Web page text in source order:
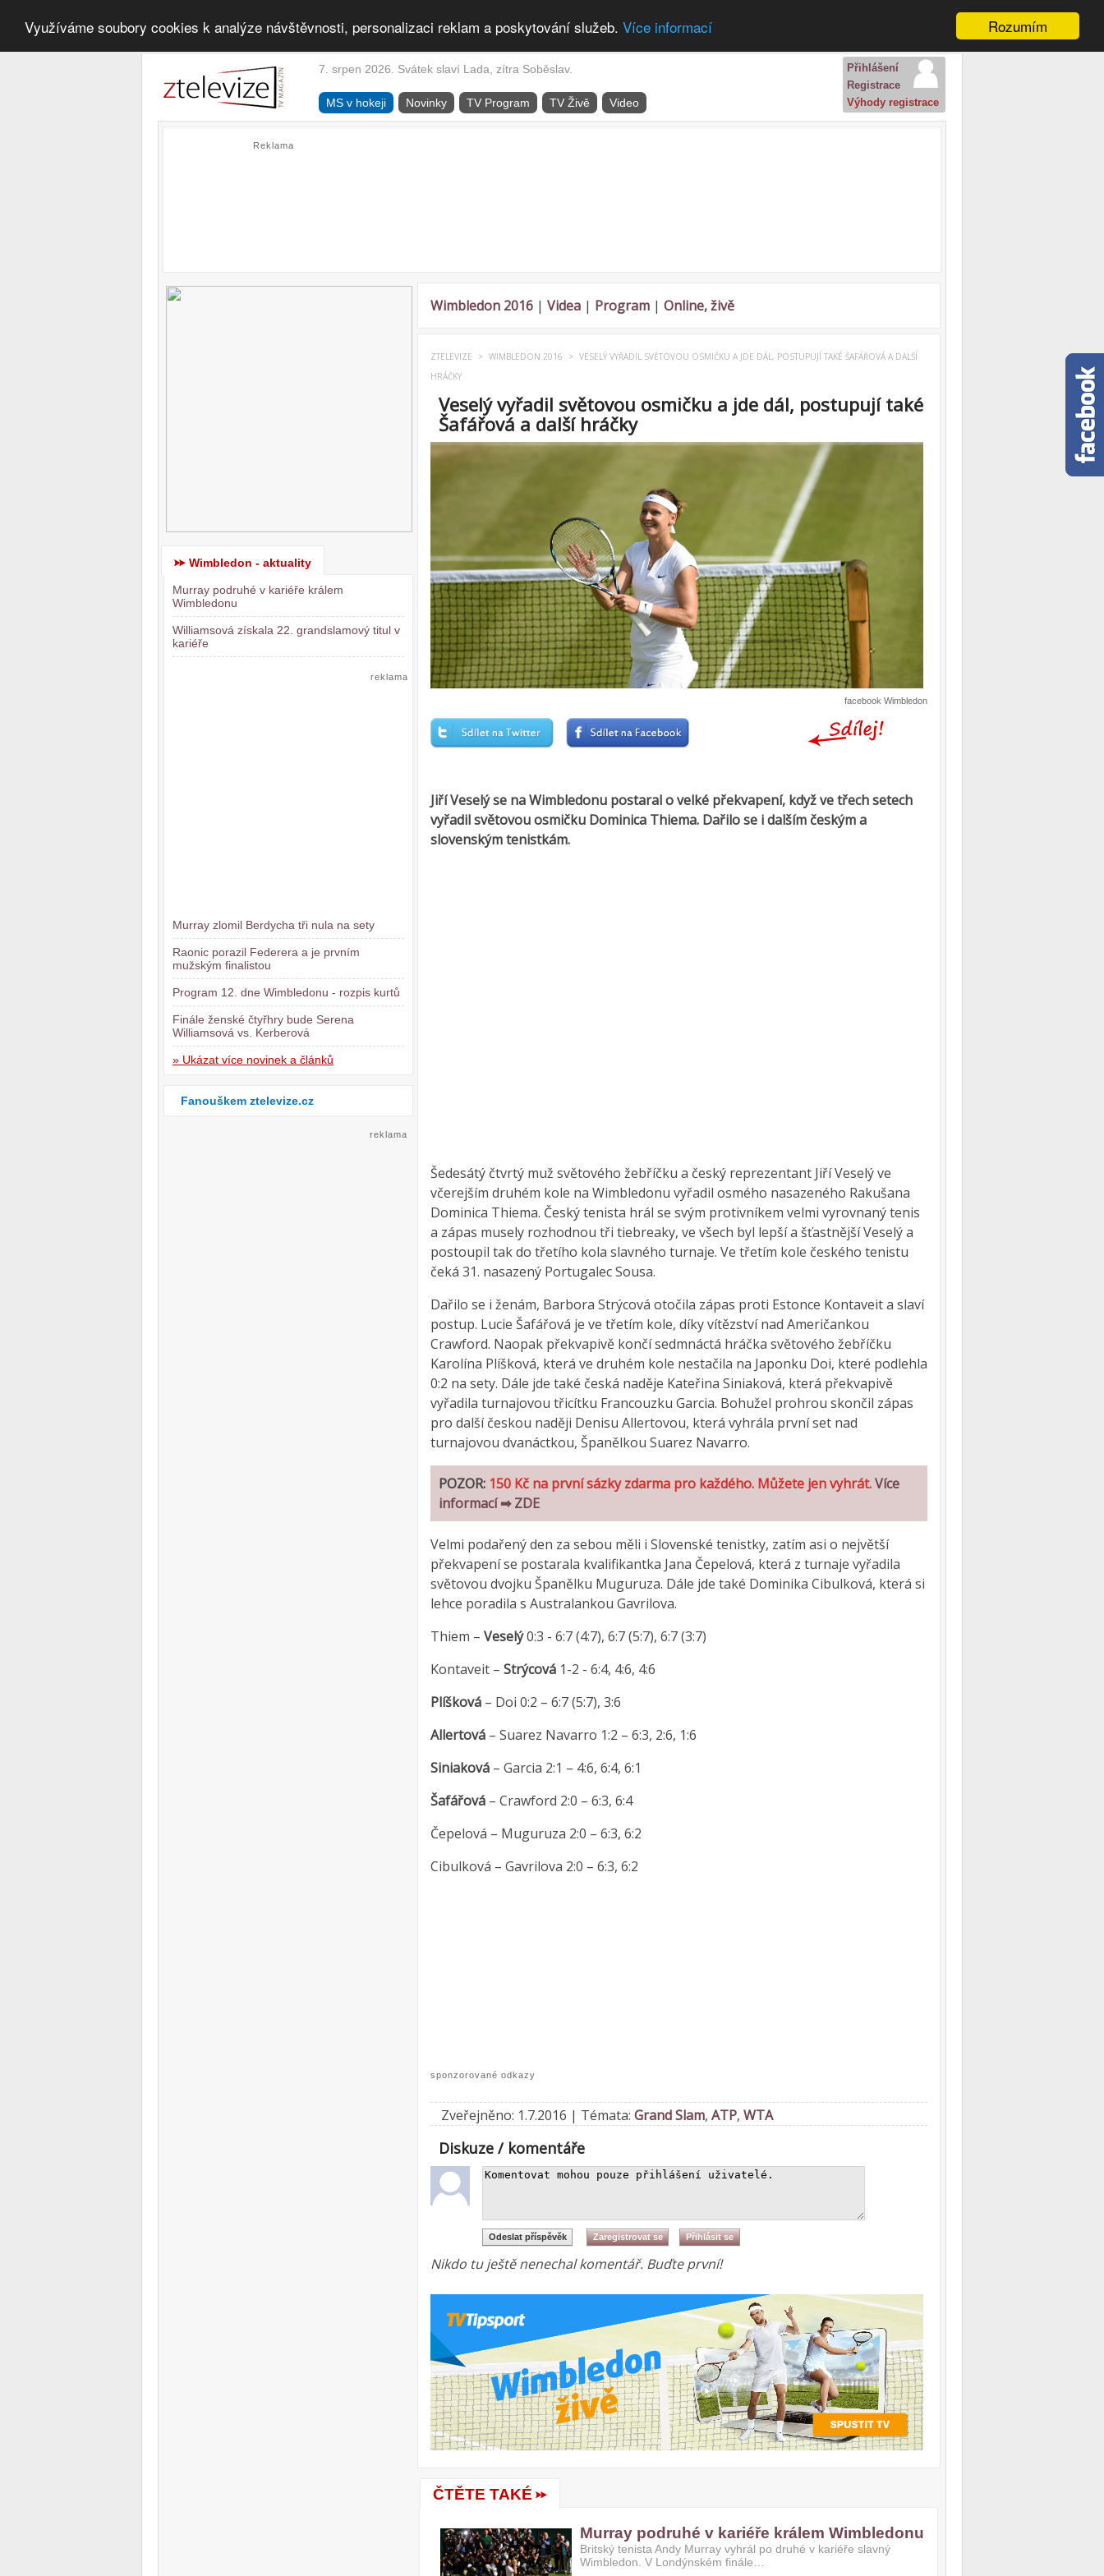
Rozumím
Využíváme soubory cookies k analýze návštěvnosti, personalizaci reklam a poskytování služeb. Více informací
7. srpen 2026. Svátek slaví Lada, zítra Soběslav.
MS v hokeji Novinky TV Program TV Živě Video
Přihlášení
Registrace
Výhody registrace
Reklama
Wimbledon - aktuality
Murray podruhé v kariéře králem
Wimbledonu
Williamsová získala 22. grandslamový titul v
kariéře
reklama
Murray zlomil Berdycha tři nula na sety
Raonic porazil Federera a je prvním
mužským finalistou
Program 12. dne Wimbledonu - rozpis kurtů
Finále ženské čtyřhry bude Serena
Williamsová vs. Kerberová
» Ukázat více novinek a článků
Fanouškem ztelevize.cz
reklama
Wimbledon 2016 | Videa | Program | Online, živě
ZTELEVIZE > WIMBLEDON 2016 > VESELÝ VYŘADIL SVĚTOVOU OSMIČKU A JDE DÁL, POSTUPUJÍ TAKÉ ŠAFÁŘOVÁ A DALŠÍ
HRÁČKY
Veselý vyřadil světovou osmičku a jde dál, postupují také
Šafářová a další hráčky
facebook Wimbledon
Jiří Veselý se na Wimbledonu postaral o velké překvapení, když ve třech setech
vyřadil světovou osmičku Dominica Thiema. Dařilo se i dalším českým a
slovenským tenistkám.
Šedesátý čtvrtý muž světového žebříčku a český reprezentant Jiří Veselý ve
včerejším druhém kole na Wimbledonu vyřadil osmého nasazeného Rakušana
Dominica Thiema. Český tenista hrál se svým protivníkem velmi vyrovnaný tenis
a zápas musely rozhodnou tři tiebreaky, ve všech byl lepší a šťastnější Veselý a
postoupil tak do třetího kola slavného turnaje. Ve třetím kole českého tenistu
čeká 31. nasazený Portugalec Sousa.
Dařilo se i ženám, Barbora Strýcová otočila zápas proti Estonce Kontaveit a slaví
postup. Lucie Šafářová je ve třetím kole, díky vítězství nad Američankou
Crawford. Naopak překvapivě končí sedmnáctá hráčka světového žebříčku
Karolína Plíšková, která ve druhém kole nestačila na Japonku Doi, které podlehla
0:2 na sety. Dále jde také česká naděje Kateřina Siniaková, která překvapivě
vyřadila turnajovou třicítku Francouzku Garcia. Bohužel prohrou skončil zápas
pro další českou naději Denisu Allertovou, která vyhrála první set nad
turnajovou dvanáctkou, Španělkou Suarez Navarro.
POZOR: 150 Kč na první sázky zdarma pro každého. Můžete jen vyhrát.Více
informací ➡ ZDE
Velmi podařený den za sebou měli i Slovenské tenistky, zatím asi o největší
překvapení se postarala kvalifikantka Jana Čepelová, která z turnaje vyřadila
světovou dvojku Španělku Muguruza. Dále jde také Dominika Cibulková, která si
lehce poradila s Australankou Gavrilova.
Thiem – Veselý0:3 - 6:7 (4:7), 6:7 (5:7), 6:7 (3:7)
Kontaveit – Strýcová 1-2 - 6:4, 4:6, 4:6
Plíšková – Doi 0:2 – 6:7 (5:7), 3:6
Allertová – Suarez Navarro 1:2 – 6:3, 2:6, 1:6
Siniaková – Garcia 2:1 – 4:6, 6:4, 6:1
Šafářová – Crawford 2:0 – 6:3, 6:4
Čepelová – Muguruza 2:0 – 6:3, 6:2
Cibulková – Gavrilova 2:0 – 6:3, 6:2
sponzorované odkazy
Zveřejněno: 1.7.2016 | Témata: Grand Slam, ATP, WTA
Diskuze / komentáře
Nikdo tu ještě nenechal komentář. Buďte první!
ČTĚTE TAKÉ
Murray podruhé v kariéře králem Wimbledonu
Britský tenista Andy Murray vyhrál po druhé v kariéře slavný
Wimbledon. V Londýnském finále…